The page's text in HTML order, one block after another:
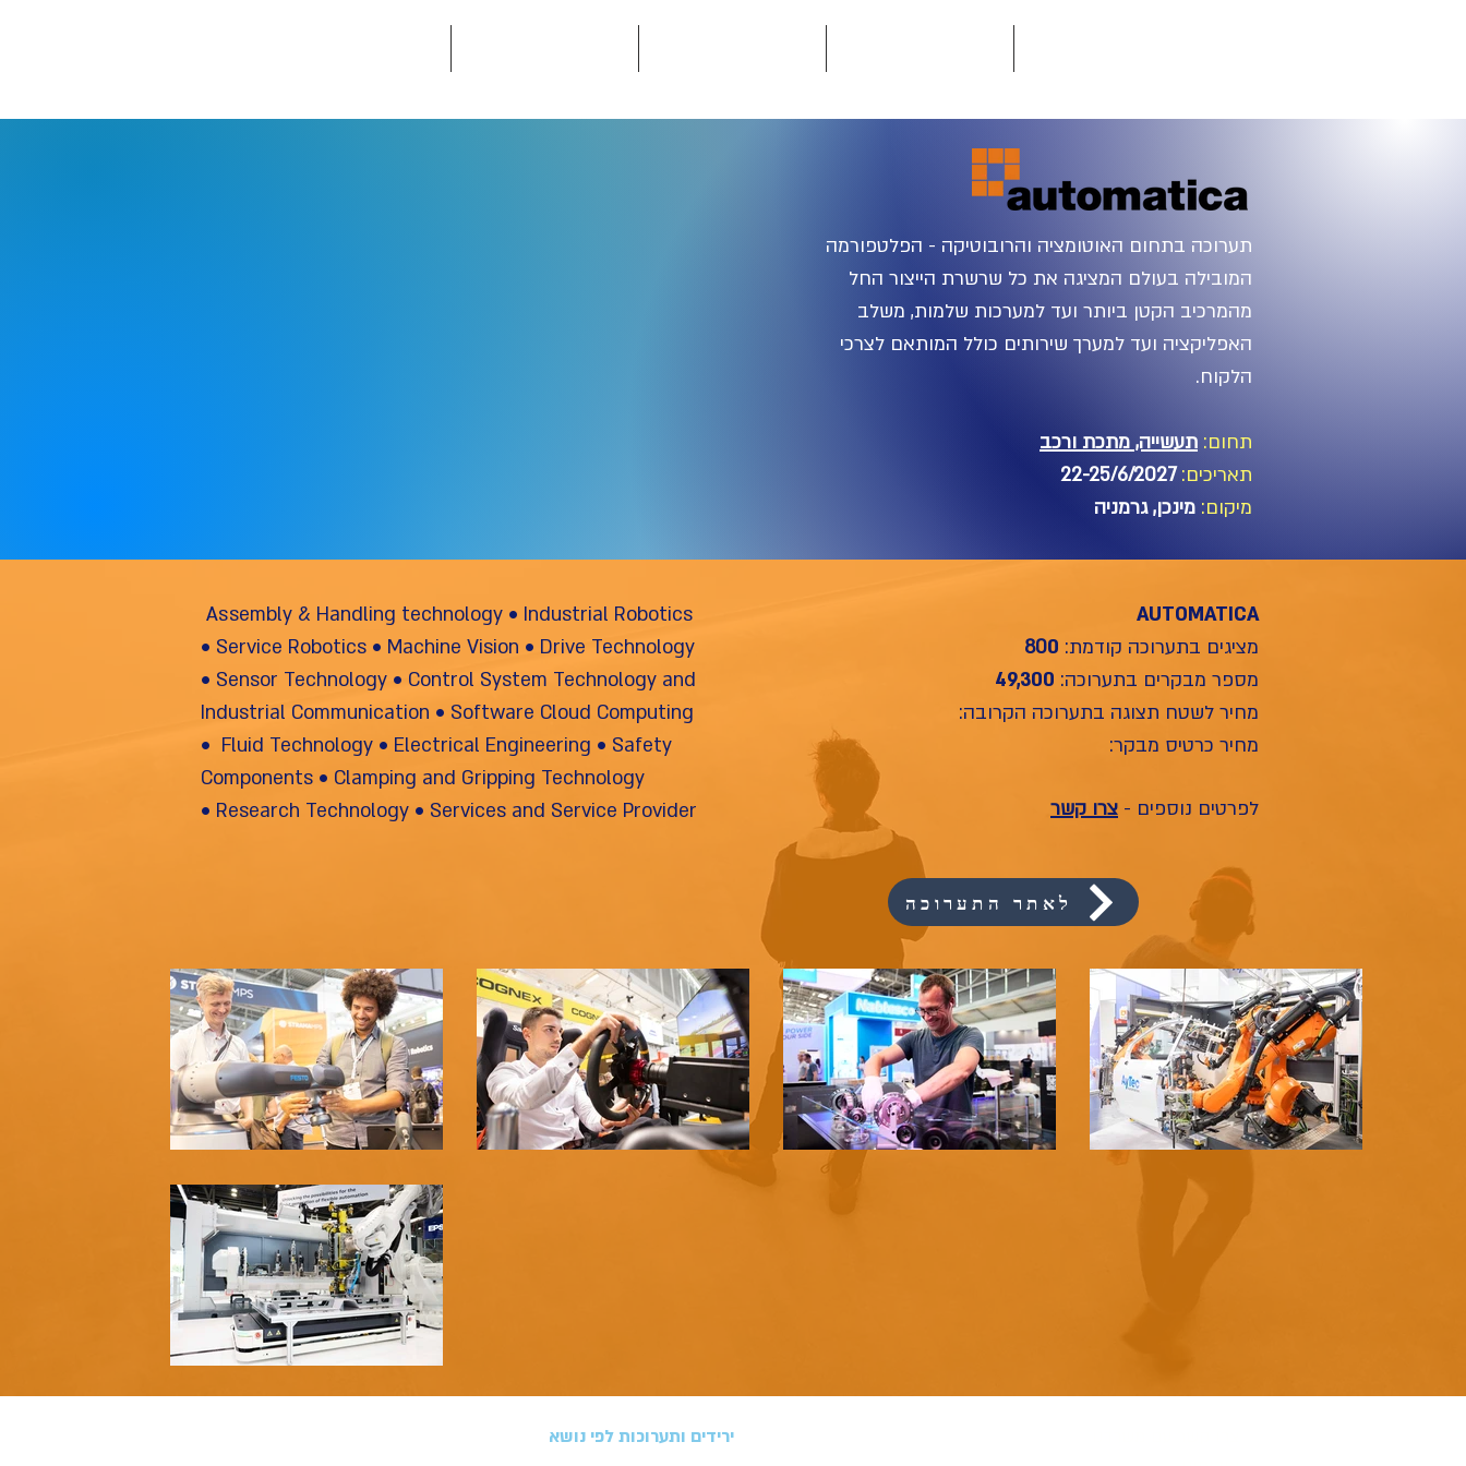
תערוכה בתחום האוטומציה והרובוטיקה - הפלטפורמה
המובילה בעולם המציגה את כל שרשרת הייצור החל
מהמרכיב הקטן ביותר ועד למערכות שלמות, משלב
האפליקציה ועד למערך שירותים כולל המותאם לצרכי
הלקוח.
תחום: תעשייה, מתכת ורכב
תאריכים: 22-25/6/2027
מיקום: מינכן, גרמניה
Assembly & Handling technology • Industrial Robotics
• Service Robotics • Machine Vision • Drive Technology
• Sensor Technology • Control System Technology and
Industrial Communication • Software Cloud Computing
• Fluid Technology • Electrical Engineering • Safety
Components • Clamping and Gripping Technology
• Research Technology • Services and Service Provider
AUTOMATICA
מציגים בתערוכה קודמת:
800
מספר מבקרים בתערוכה:
מחיר לשטח תצוגה בתערוכה הקרובה:
מחיר כרטיס מבקר:
לפרטים נוספים - צרו קשר
לאתר התערוכה
ירידים ותערוכות לפי נושא